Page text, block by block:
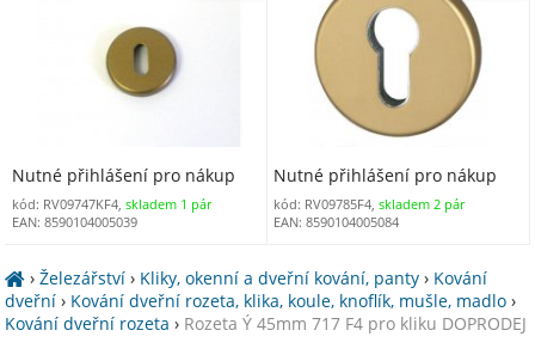
Nutné přihlášení pro nákup
kód: RV09747KF4, skladem 1 pár
EAN: 8590104005039
Nutné přihlášení pro nákup
kód: RV09785F4,skladem 2 pár
EAN: 8590104005084
›Železářství › Kliky, okenní a dveřní kování, panty › Kování
dveřní › Kování dveřní rozeta, klika, koule, knoflík, mušle, madlo ›
Kování dveřní rozeta › Rozeta Ý 45mm 717 F4 pro kliku DOPRODEJ